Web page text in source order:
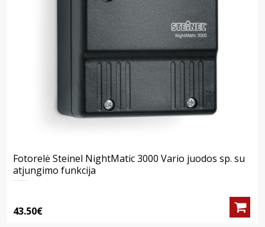
Fotorelė Steinel NightMatic 3000 Vario juodos sp. su
atjungimo funkcija
43.50€